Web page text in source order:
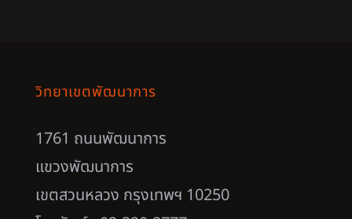
วิทยาเขตพัฒนาการ
1761 ถนนพัฒนาการ
แขวงพัฒนาการ
เขตสวนหลวง กรุงเทพฯ 10250